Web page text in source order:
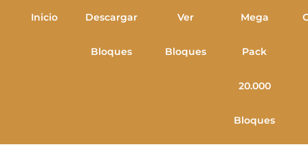
Inicio Descargar
Bloques
Ver
Bloques
Mega
Pack
20.000
Bloques